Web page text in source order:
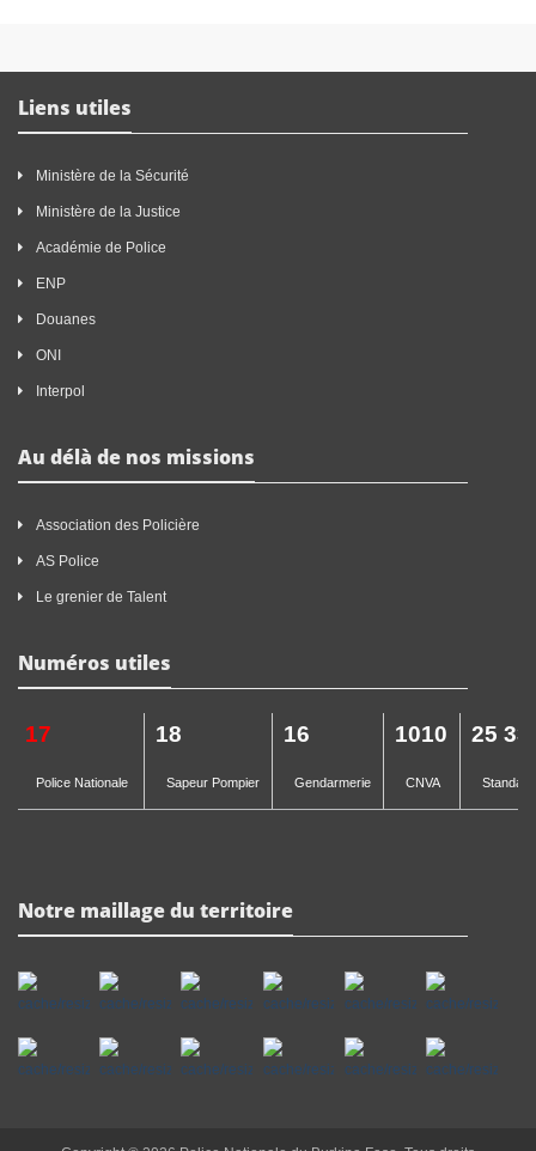
Liens utiles
Ministère de la Sécurité
Ministère de la Justice
Académie de Police
ENP
Douanes
ONI
Interpol
Au délà de nos missions
Association des Policière
AS Police
Le grenier de Talent
Numéros utiles
17
Police Nationale
18
Sapeur Pompier
16
Gendarmerie
1010
CNVA
25 33
Notre maillage du territoire